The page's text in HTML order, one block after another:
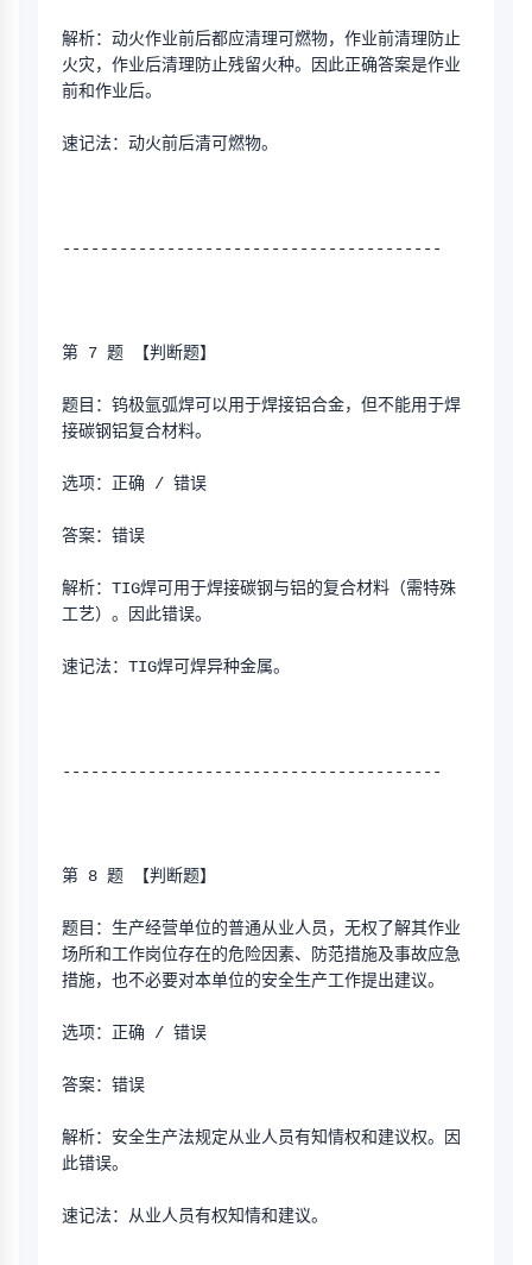
解析：动火作业前后都应清理可燃物，作业前清理防止
火灾，作业后清理防止残留火种。因此正确答案是作业
前和作业后。
速记法：动火前后清可燃物。
----------------------------------------
第 7 题 【判断题】
题目：钨极氩弧焊可以用于焊接铝合金，但不能用于焊
接碳钢铝复合材料。
选项：正确 / 错误
答案：错误
解析：TIG焊可用于焊接碳钢与铝的复合材料（需特殊
工艺）。因此错误。
速记法：TIG焊可焊异种金属。
----------------------------------------
第 8 题 【判断题】
题目：生产经营单位的普通从业人员，无权了解其作业
场所和工作岗位存在的危险因素、防范措施及事故应急
措施，也不必要对本单位的安全生产工作提出建议。
选项：正确 / 错误
答案：错误
解析：安全生产法规定从业人员有知情权和建议权。因
此错误。
速记法：从业人员有权知情和建议。